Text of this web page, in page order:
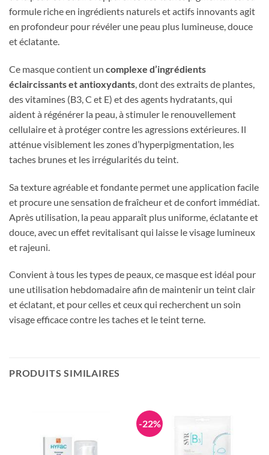
formule riche en ingrédients naturels et actifs innovants agit
en profondeur pour révéler une peau plus lumineuse, douce
et éclatante.
Ce masque contient un complexe d’ingrédients
éclaircissants et antioxydants , dont des extraits de plantes,
des vitamines (B3, C et E) et des agents hydratants, qui
aident à régénérer la peau, à stimuler le renouvellement
cellulaire et à protéger contre les agressions extérieures. Il
atténue visiblement les zones d’hyperpigmentation, les
taches brunes et les irrégularités du teint.
Sa texture agréable et fondante permet une application facile
et procure une sensation de fraîcheur et de confort immédiat.
Après utilisation, la peau apparaît plus uniforme, éclatante et
douce, avec un effet revitalisant qui laisse le visage lumineux
et rajeuni.
Convient à tous les types de peaux, ce masque est idéal pour
une utilisation hebdomadaire afin de maintenir un teint clair
et éclatant, et pour celles et ceux qui recherchent un soin
visage efficace contre les taches et le teint terne.
PRODUITS SIMILAIRES
-22%